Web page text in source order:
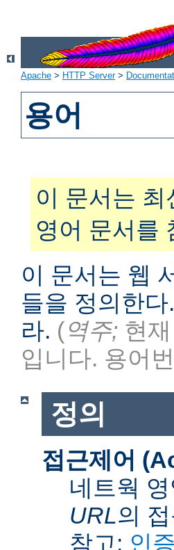
Apache > HTTP Server>
용어
이 문서는
영어 문서를
이 문서는 웹
들을 정의한
라. (역주; 현
입니다. 용어
정의
접근제어
네트웍
URL의
참고: 인